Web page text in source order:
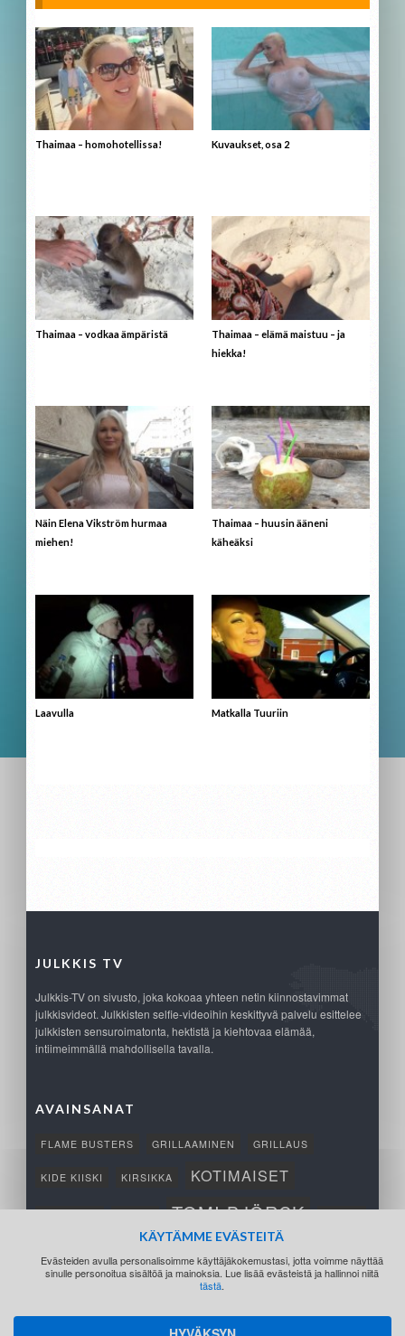
Thaimaa – homohotellissa! Kuvaukset, osa 2
Thaimaa – vodkaa ämpäristä
Thaimaa – elämä maistuu – ja
hiekka!
Näin Elena Vikström hurmaa
miehen!
Thaimaa – huusin ääneni
käheäksi
Laavulla Matkalla Tuuriin
JULKKIS TV
Julkkis-TV on sivusto, joka kokoaa yhteen netin kiinnostavimmat
julkkisvideot. Julkkisten selfie-videoihin keskittyvä palvelu esittelee
julkkisten sensuroimatonta, hektistä ja kiehtovaa elämää,
intiimeimmällä mahdollisella tavalla.
AVAINSANAT
FLAME BUSTERS GRILLAAMINEN GRILLAUS
KIDE KIISKI KIRSIKKA KOTIMAISET
TOMI BJÖRCK
KÄYTÄMME EVÄSTEITÄ
Evästeiden avulla personalisoimme käyttäjäkokemustasi, jotta voimme näyttää
sinulle personoitua sisältöä ja mainoksia. Lue lisää evästeistä ja hallinnoi niitä
tästä.